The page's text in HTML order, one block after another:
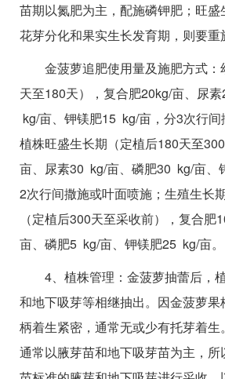
苗期以氮肥为主，配施磷钾肥；旺盛
花芽分化和果实生长发育期，则要重
金菠萝追肥使用量及施肥方式
天至180天），复合肥20kg/亩、尿
kg/亩、钾镁肥15 kg/亩，分3次行间
植株旺盛生长期（定植后180天至
亩、尿素30 kg/亩、磷肥30 kg/亩、
2次行间撒施或叶面喷施；生殖生长
（定植后300天至采收前），复合
亩、磷肥5 kg/亩、钾镁肥25 kg/亩。
4、植株管理：金菠萝抽蕾后，
和地下吸芽等相继抽出。因金菠萝
柄着生紧密，通常无或少有托芽着
通常以腋芽苗和地下吸芽苗为主，